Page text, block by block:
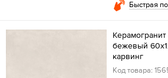
Быстрая
бежевый
карвинг
Код товара: